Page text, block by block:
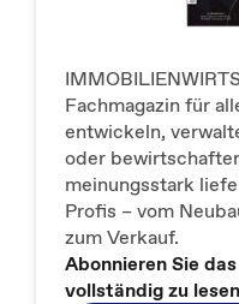
Fachmagazin für
entwickeln,
oder
meinungsstark
Profis – vom
zum Verkauf.
Abonnieren Sie
vollständig zu lesen